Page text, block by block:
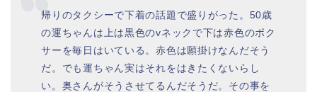
帰りのタクシーで下着の話題で盛りがった。50歳
の運ちゃんは上は黒色のvネックで下は赤色のボク
サーを毎日はいている。赤色は願掛けなんだそう
だ。でも運ちゃん実はそれをはきたくないらし
い。奥さんがそうさせてるんだそうだ。その事を